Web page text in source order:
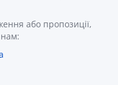
або пропозиції,